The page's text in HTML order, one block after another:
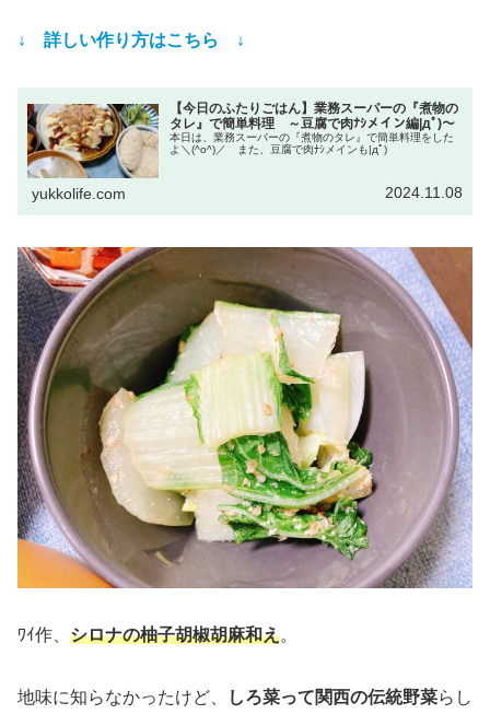
↓ 詳しい作り方はこちら ↓
【今日のふたりごはん】業務スーパーの『煮物の
タレ』で簡単料理 ～豆腐で肉ﾅｼメイン編|дﾟ)～
本日は、業務スーパーの『煮物のタレ』で簡単料理をした
よ＼(^o^)／ また、豆腐で肉ﾅｼメインも|дﾟ)
yukkolife.com 2024.11.08
ﾜｲ作、 シロナの柚子胡椒胡麻和え。
地味に知らなかったけど、 しろ菜って関西の伝統野菜らし